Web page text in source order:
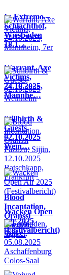
In Extremo –
Schlachthof,
Wiesbaden
18.1…
Warrant, Axe
Victims,
24.10.2025,
Mannhe…
Stillbirth &
Guests,
02.10.2025
Wein…
Blood
Incantation,
Oranssi
Pazuzu,
Sijji…
Wacken Open
Air 2025
(Festivalbericht)